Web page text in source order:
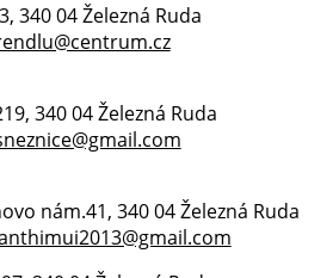
340 04 Železná Ruda
340 04 Železná Ruda
nám.41, 340 04 Železná Ruda